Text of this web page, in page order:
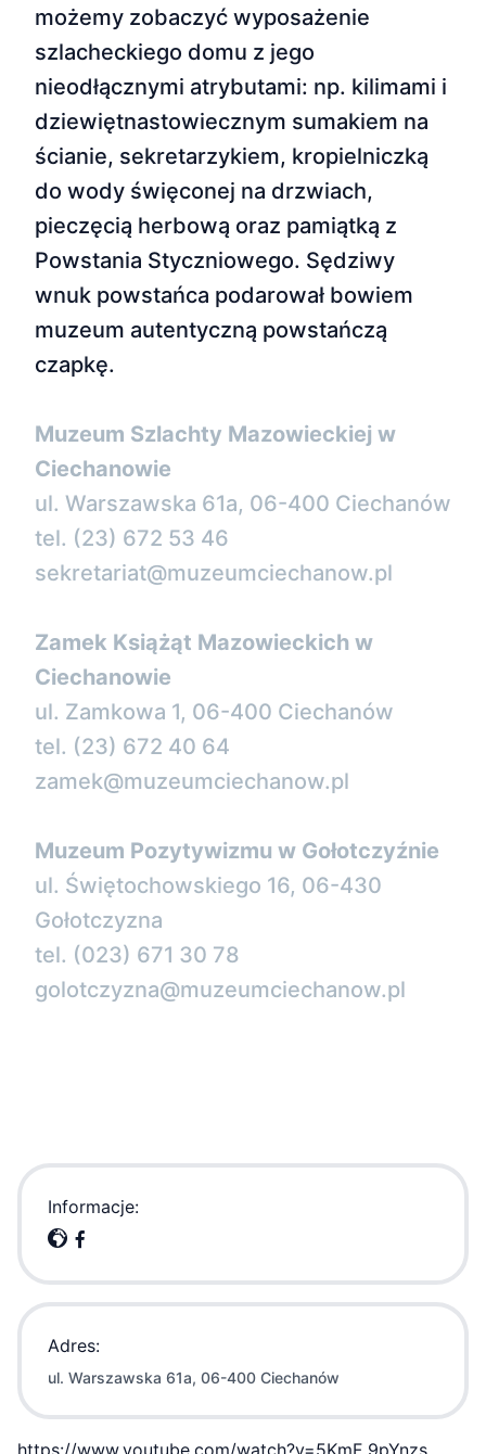
możemy zobaczyć wyposażenie
szlacheckiego domu z jego
nieodłącznymi atrybutami: np. kilimami i
dziewiętnastowiecznym sumakiem na
ścianie, sekretarzykiem, kropielniczką
do wody święconej na drzwiach,
pieczęcią herbową oraz pamiątką z
Powstania Styczniowego. Sędziwy
wnuk powstańca podarował bowiem
muzeum autentyczną powstańczą
czapkę.
Muzeum Szlachty Mazowieckiej w
Ciechanowie
ul. Warszawska 61a, 06-400 Ciechanów
tel. (23) 672 53 46
sekretariat@muzeumciechanow.pl
Zamek Książąt Mazowieckich w
Ciechanowie
ul. Zamkowa 1, 06-400 Ciechanów
tel. (23) 672 40 64
zamek@muzeumciechanow.pl
Muzeum Pozytywizmu w Gołotczyźnie
ul. Świętochowskiego 16, 06-430
Gołotczyzna
tel. (023) 671 30 78
golotczyzna@muzeumciechanow.pl
Informacje:
Adres:
ul. Warszawska 61a, 06-400 Ciechanów
https://www.youtube.com/watch?v=5KmF_9pYnzs